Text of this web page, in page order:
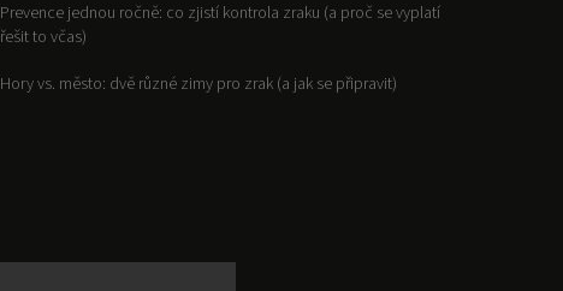
Prevence jednou ročně: co zjistí kontrola zraku (a proč se vyplatí
řešit to včas)
Hory vs. město: dvě různé zimy pro zrak (a jak se připravit)